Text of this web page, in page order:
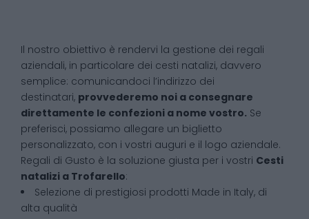
Il nostro obiettivo è rendervi la gestione dei regali
aziendali, in particolare dei cesti natalizi, davvero
semplice: comunicandoci l’indirizzo dei
destinatari, provvederemo noi a consegnare
direttamente le confezioni a nome vostro. Se
preferisci, possiamo allegare un biglietto
personalizzato, con i vostri auguri e il logo aziendale.
Regali di Gusto è la soluzione giusta per i vostri Cesti
natalizi a Trofarello:
Selezione di prestigiosi prodotti Made in Italy, di
alta qualità